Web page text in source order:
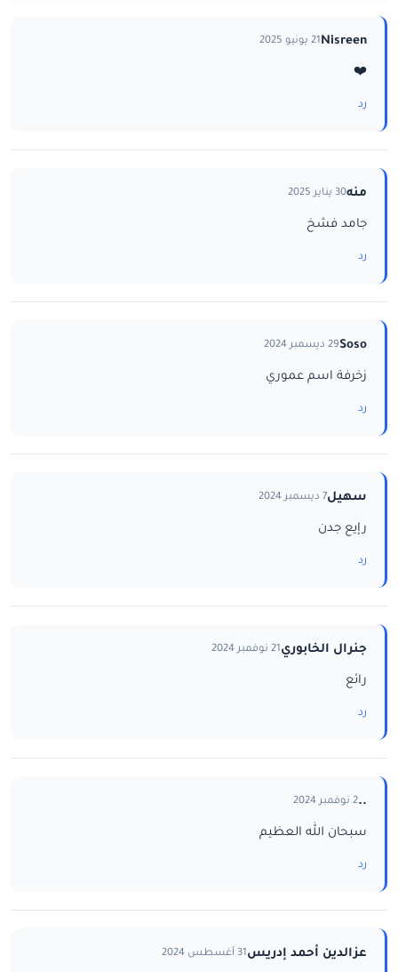
Nisreen21 يونيو 2025
❤️
رد
منه30 يناير 2025
جامد فشخ
رد
Soso29 ديسمبر 2024
زخرفة اسم عموري
رد
سهيل7 ديسمبر 2024
رإيع جدن
رد
جنرال الخابوري21 نوفمبر 2024
رائع
رد
..2 نوفمبر 2024
سبحان الله العظيم
رد
عزالدين أحمد إدريس31 أغسطس 2024